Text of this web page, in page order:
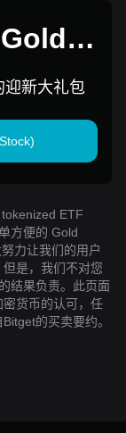
迎新大礼包
ETF
方便的 Gold
力让我们的用户
是，我们不对您
结果负责。此页面
货币的认可，任
的买卖要约。